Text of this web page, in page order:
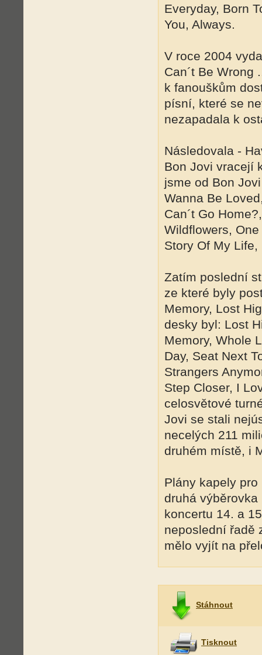
Everyday, Born
You, Always.
V roce 2004
Can´t Be Wrong
k fanouškům
písní, které se
nezapadala k
Následovala -
Bon Jovi vracejí
jsme od Bon
Wanna Be
Can´t Go
Wildflowers,
Story Of My
Zatím poslední
ze které byly
Memory, Lost
desky byl: Lost
Memory, Whole
Day, Seat Next
Strangers
Step Closer, I
celosvětové
Jovi se stali
necelých 211
druhém místě, i
Plány kapely
druhá
koncertu 14. a
neposlední řadě
mělo vyjít na
Stáhnout
Tisknout